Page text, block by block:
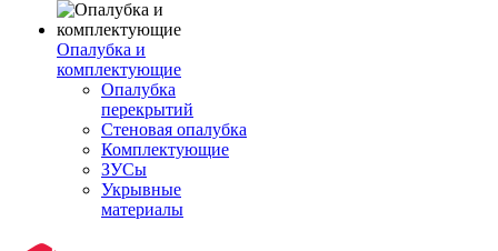
Опалубка и
комплектующие
Опалубка
перекрытий
Стеновая опалубка
Комплектующие
ЗУСы
Укрывные
материалы